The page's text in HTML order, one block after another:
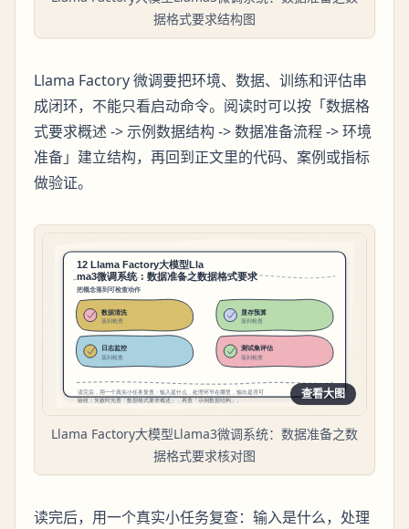
据格式要求结构图
Llama Factory 微调要把环境、数据、训练和评估串
成闭环，不能只看启动命令。阅读时可以按「数据格
式要求概述 -> 示例数据结构 -> 数据准备流程 -> 环境
准备」建立结构，再回到正文里的代码、案例或指标
做验证。
查看大图
Llama Factory大模型Llama3微调系统：数据准备之数
据格式要求核对图
读完后，用一个真实小任务复查：输入是什么，处理